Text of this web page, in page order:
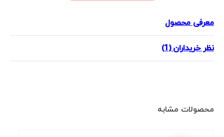
معرفی محصول
نظر خریداران (1)
محصولات مشابه